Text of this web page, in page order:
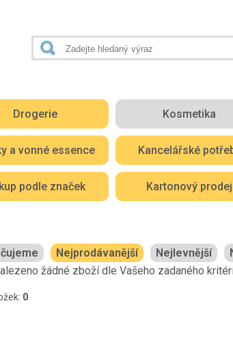
Drogerie Kosmetika
a vonné essence Kancelářské
podle značek Kartonový prodej
Nejprodávanější Nejlevnější
žádné zboží dle Vašeho zadaného
0